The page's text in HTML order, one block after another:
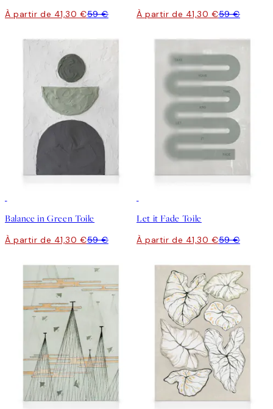
À partir de 41,30 €59 € À partir de 41,30 €59 €
Balance in Green Toile
À partir de 41,30 €59 €
Let it Fade Toile
À partir de 41,30 €59 €